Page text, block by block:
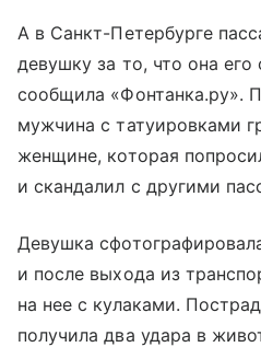
А в Санкт-Петербурге
девушку за то, что она его
сообщила «Фонтанка.ру».
мужчина с татуировками
женщине, которая
и скандалил с другими
Девушка
и после выхода из
на нее с кулаками.
получила два удара в